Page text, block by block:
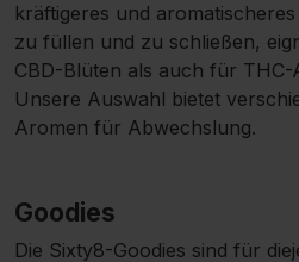
kräftigeres und
zu füllen und zu schließen,
CBD-Blüten als auch für THC-
Unsere Auswahl bietet
Aromen für Abwechslung.
Goodies
Die Sixty8-Goodies sind für